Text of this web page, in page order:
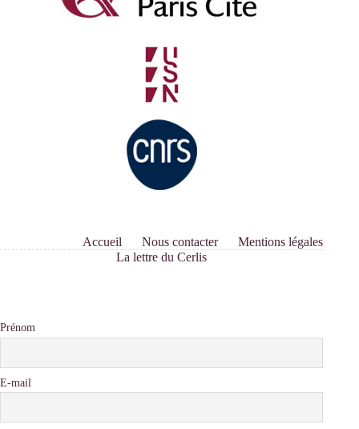
Accueil Nous contacter
Mentions légales
La lettre du Cerlis
Prénom
E-mail